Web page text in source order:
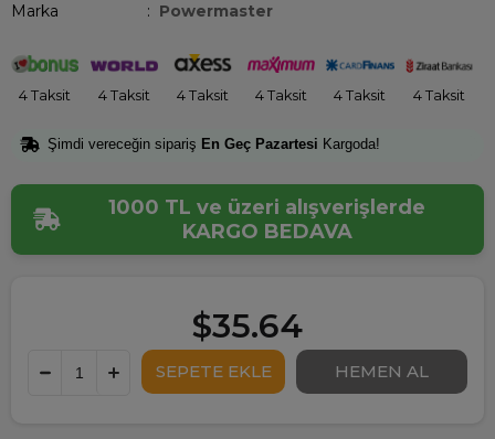
Marka : Powermaster
4 Taksit 4 Taksit 4 Taksit 4 Taksit 4 Taksit 4 Taksit
Şimdi vereceğin sipariş En Geç Pazartesi Kargoda!
1000 TL ve üzeri alışverişlerde
KARGO BEDAVA
$35.64